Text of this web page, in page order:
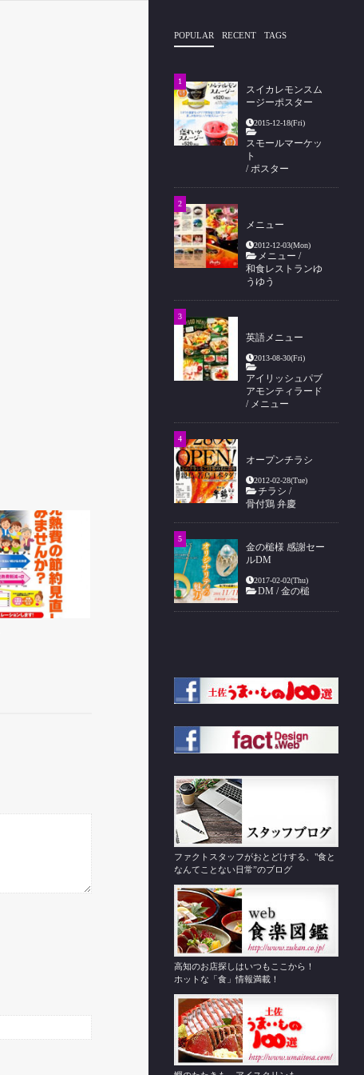
POPULAR RECENT TAGS
スイカレモンスム
ージーポスター
2015-12-18(Fri)
スモールマーケッ
ト
/ポスター
メニュー
2012-12-03(Mon)
メニュー /
和食レストランゆ
うゆう
英語メニュー
2013-08-30(Fri)
アイリッシュパブ
アモンティラード
/ メニュー
オープンチラシ
2012-02-28(Tue)
チラシ /
骨付鶏 弁慶
金の槌様 感謝セー
ルDM
2017-02-02(Thu)
DM /金の槌
ファクトスタッフがおとどけする、"食と
なんてことない日常”のブログ
高知のお店探しはいつもここから！
ホットな「食」情報満載！